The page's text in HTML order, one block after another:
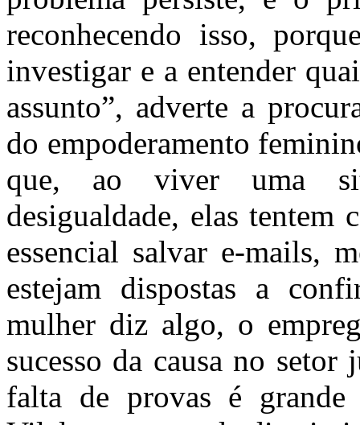
reconhecendo isso,
investigar e a entender
assunto”, adverte a
do empoderamento
que, ao viver uma
desigualdade, elas
essencial salvar e-mails,
estejam dispostas a
mulher diz algo, o
sucesso da causa no
falta de provas é